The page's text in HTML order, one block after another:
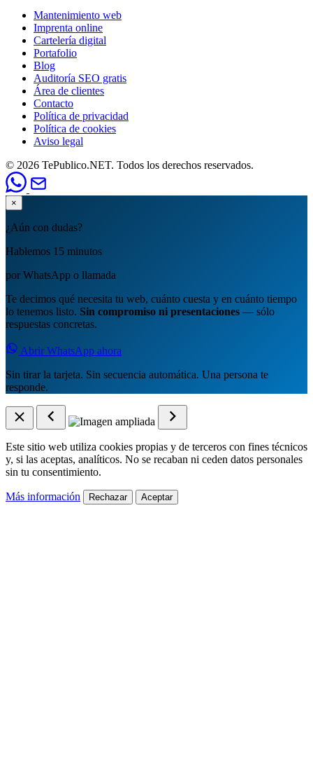
Mantenimiento web
Imprenta online
Cartelería digital
Portafolio
Blog
Auditoría SEO gratis
Área de clientes
Contacto
Política de privacidad
Política de cookies
Aviso legal
© 2026 TePublico.NET. Todos los derechos reservados.
×
¿Aún con dudas?
Hablemos 15 minutos
por WhatsApp o llamada
Te decimos qué necesita tu web, cuánto cuesta y en cuánto tiempo
lo tenemos listo. Sin compromiso ni presentaciones — sólo
respuestas concretas.
Abrir WhatsApp ahora
Sin tirar la tarjeta. Sin secuencia automática. Una persona te
responde.
Este sitio web utiliza cookies propias y de terceros con fines técnicos
y, si las aceptas, analíticos. No se recaban ni ceden datos personales
sin tu consentimiento.
Más información Rechazar Aceptar